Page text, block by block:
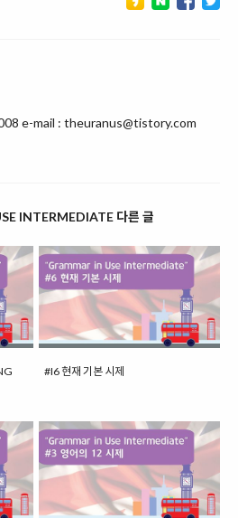
e-mail : theuranus@tistory.com
INTERMEDIATE 다른 글
#I6 현재 기본 시제